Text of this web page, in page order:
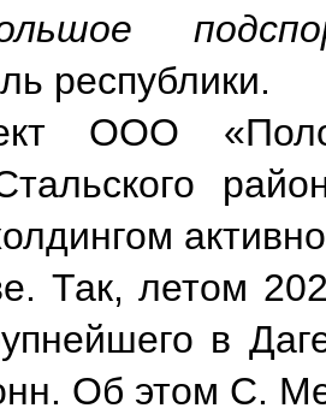
республики.
ООО
Так, летом
в
Об этом С.